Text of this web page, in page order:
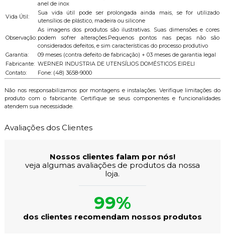
anel de inox
Vida Útil:
Sua vida útil pode ser prolongada ainda mais, se for utilizado
utensílios de plástico, madeira ou silicone
Observação:
As imagens dos produtos são ilustrativas. Suas dimensões e cores
podem sofrer alterações.Pequenos pontos nas peças não são
considerados defeitos, e sim características do processo produtivo
Garantia:
09 meses (contra defeito de fabricação) + 03 meses de garantia legal
Fabricante: WERNER INDUSTRIA DE UTENSÍLIOS DOMÉSTICOS EIRELI
Contato:
Fone: (48) 3658-9000
Não nos responsabilizamos por montagens e instalações. Verifique limitações do
produto com o fabricante. Certifique se seus componentes e funcionalidades
atendem sua necessidade.
Avaliações dos Clientes
Nossos clientes falam por nós!
veja algumas avaliações de produtos da nossa
loja.
99%
dos clientes recomendam nossos produtos